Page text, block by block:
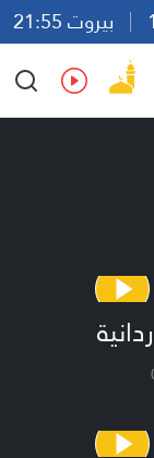
بيروت 21:55
Ar
En Fr Es